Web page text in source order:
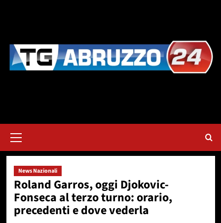
principale
News Nazionali
Roland Garros, oggi Djokovic-
Fonseca al terzo turno: orario,
precedenti e dove vederla